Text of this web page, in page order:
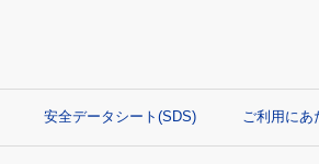
安全データシート(SDS) ご利用にあ